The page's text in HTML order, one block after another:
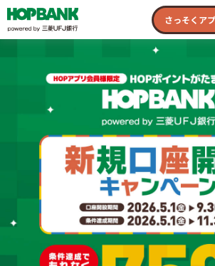
さっそくア